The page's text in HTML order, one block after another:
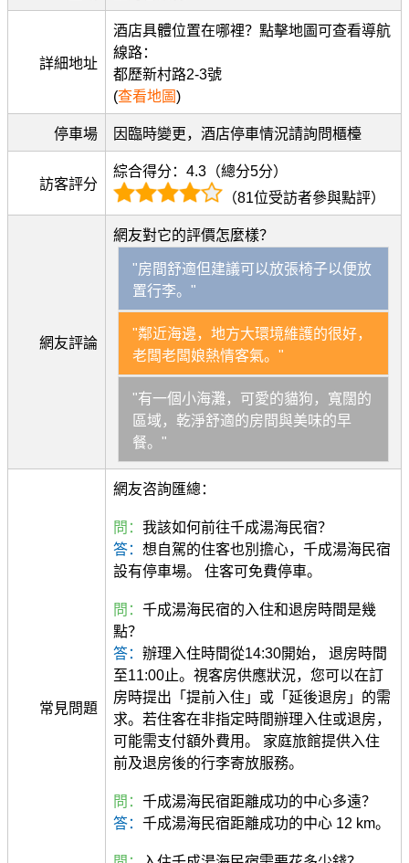
詳細地址
酒店具體位置在哪裡？點擊地圖可查看導航
線路：
都歷新村路2-3號
(查看地圖)
停車場 因臨時變更，酒店停車情況請詢問櫃檯
訪客評分
綜合得分：4.3（總分5分）
（81位受訪者參與點評）
網友評論
網友對它的評價怎麼樣？
"房間舒適但建議可以放張椅子以便放
置行李。"
"鄰近海邊，地方大環境維護的很好，
老闆老闆娘熱情客氣。"
"有一個小海灘，可愛的貓狗，寬闊的
區域，乾淨舒適的房間與美味的早
餐。"
常見問題
網友咨詢匯總：
問： 我該如何前往千成湯海民宿？
答： 想自駕的住客也別擔心，千成湯海民宿
設有停車場。 住客可免費停車。
問： 千成湯海民宿的入住和退房時間是幾
點？
答： 辦理入住時間從14:30開始， 退房時間
至11:00止。視客房供應狀況，您可以在訂
房時提出「提前入住」或「延後退房」的需
求。若住客在非指定時間辦理入住或退房，
可能需支付額外費用。 家庭旅館提供入住
前及退房後的行李寄放服務。
問： 千成湯海民宿距離成功的中心多遠？
答： 千成湯海民宿距離成功的中心 12 km。